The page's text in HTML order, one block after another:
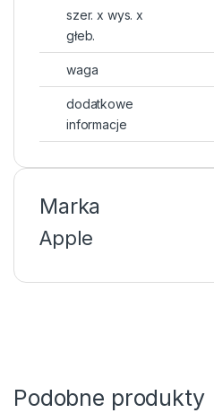
szer. x wys. x
głeb.
waga
dodatkowe
informacje
Marka
Apple
Podobne produkty